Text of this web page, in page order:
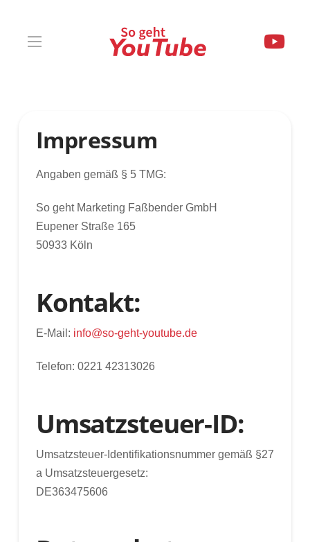
Impressum
Angaben gemäß § 5 TMG:
So geht Marketing Faßbender GmbH
Eupener Straße 165
50933 Köln
Kontakt:
E-Mail: info@so-geht-youtube.de
Telefon: 0221 42313026
Umsatzsteuer-ID:
Umsatzsteuer-Identifikationsnummer gemäß §27
a Umsatzsteuergesetz:
DE363475606